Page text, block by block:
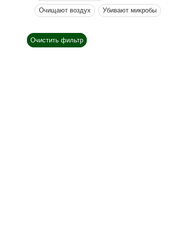
Очищают воздух Убивают микробы
Очистить фильтр